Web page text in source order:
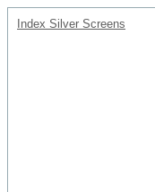
Index Silver Screens